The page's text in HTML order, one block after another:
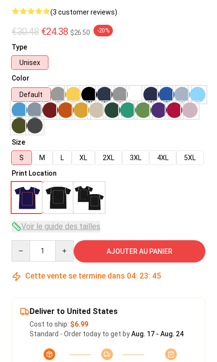
(3 customer reviews)
€30.48 €24.38 $26.50 -20%
Type
Unisex
Color
Default
Size
S
M L XL 2XL 3XL 4XL
5XL
Print Location
Voir le guide des tailles
AJOUTER AU PANIER
Cette vente se termine dans 04: 23: 45
Deliver to United States
Cost to ship: $6.99
Standard - Order today to get byAug. 17 - Aug. 24